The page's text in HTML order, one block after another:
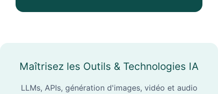
Maîtrisez les Outils & Technologies IA
LLMs, APIs, génération d'images, vidéo et audio